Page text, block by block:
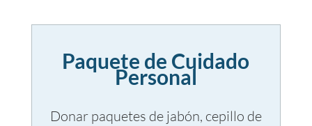
Paquete de Cuidado
Personal
Donar paquetes de jabón, cepillo de